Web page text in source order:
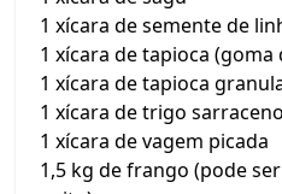
1 xícara de semente de
1 xícara de tapioca (goma
1 xícara de tapioca
1 xícara de trigo sarraceno
1 xícara de vagem picada
1,5 kg de frango (pode